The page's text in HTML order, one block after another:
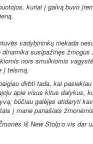
kuriai į galvą buvo
vadybininkų niekada
susipažinęs
nors smulkiomis
į teismą.
dirbti tada, kai
apie visus kitus dalykus,
būčiau galėjęs atidaryti
į mane panašiais
iš New Stolp‘o vis dar